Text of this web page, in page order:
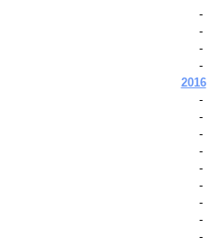
-
-
-
-
2016
-
-
-
-
-
-
-
-
-